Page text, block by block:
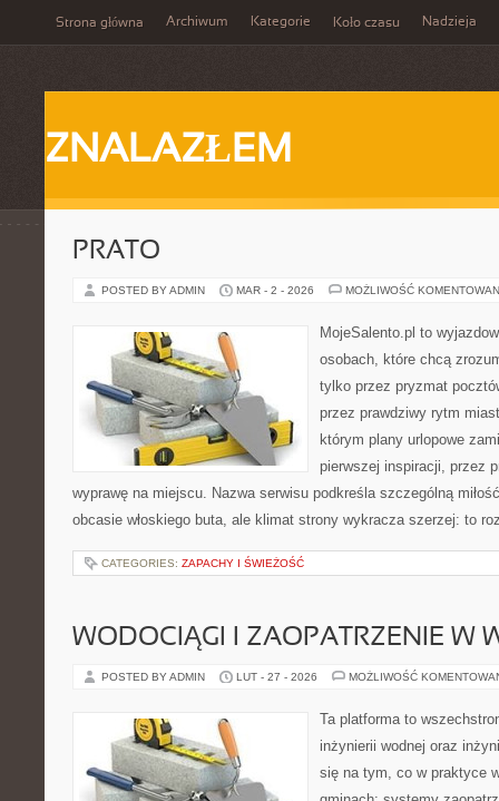
Strona główna Archiwum Kategorie Koło czasu Nadzieja
ZNALAZŁEM
PRATO
POSTED BY ADMIN MAR - 2 - 2026 MOŻLIWOŚĆ
MojeSalento.pl to
osobach, które chcą
tylko przez pryzmat
przez prawdziwy rytm
którym plany urlopowe
pierwszej inspiracji, przez
wyprawę na miejscu. Nazwa serwisu podkreśla szczególną
obcasie włoskiego buta, ale klimat strony wykracza szerzej: to
CATEGORIES: ZAPACHY I ŚWIEŻOŚĆ
WODOCIĄGI I ZAOPATRZENIE W
POSTED BY ADMIN LUT - 27 - 2026 MOŻLIWOŚĆ
Ta platforma to
inżynierii wodnej oraz
się na tym, co w praktyce